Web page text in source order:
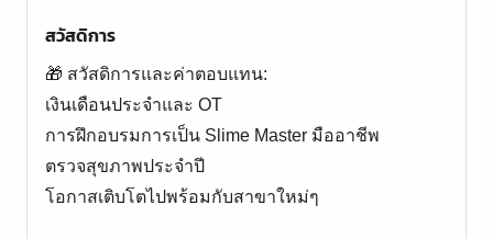
สวัสดิการ
🎁 สวัสดิการและค่าตอบแทน:
เงินเดือนประจำและ OT
การฝึกอบรมการเป็น Slime Master มืออาชีพ
ตรวจสุขภาพประจำปี
โอกาสเติบโตไปพร้อมกับสาขาใหม่ๆ